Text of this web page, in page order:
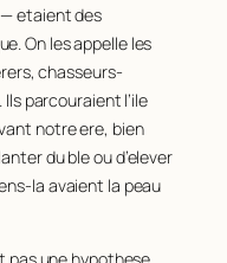
— etaient des
On les appelle les
, chasseurs-
parcouraient l’ile
notre ere, bien
du ble ou d’elever
la avaient la peau